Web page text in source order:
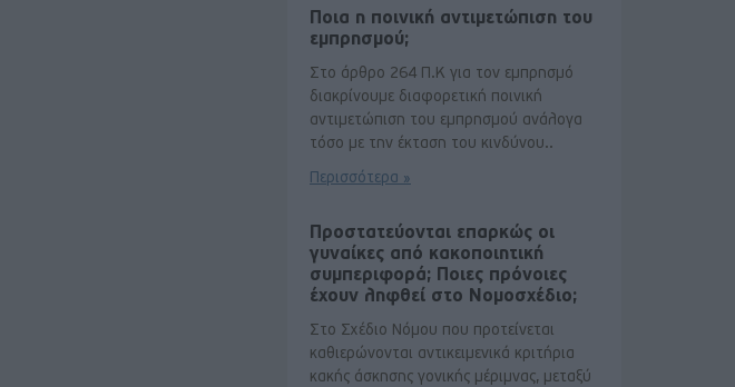
Ποια η ποινική αντιμετώπιση του
εμπρησμού;
Στο άρθρο 264 Π.Κ για τον εμπρησμό
διακρίνουμε διαφορετική ποινική
αντιμετώπιση του εμπρησμού ανάλογα
τόσο με την έκταση του κινδύνου..
Περισσότερα »
Προστατεύονται επαρκώς οι
γυναίκες από κακοποιητική
συμπεριφορά; Ποιες πρόνοιες
έχουν ληφθεί στο Νομοσχέδιο;
Στο Σχέδιο Νόμου που προτείνεται
καθιερώνονται αντικειμενικά κριτήρια
κακής άσκησης γονικής μέριμνας, μεταξύ